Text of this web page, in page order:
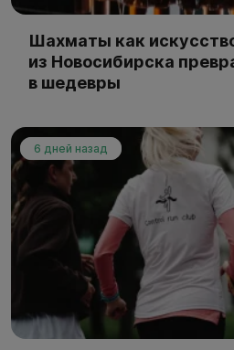
Шахматы как
из Новосибирска
в шедевры
6 дней назад